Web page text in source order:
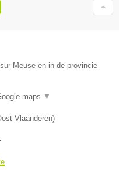
Meuse en in de provincie
maps ▼
Vlaanderen)